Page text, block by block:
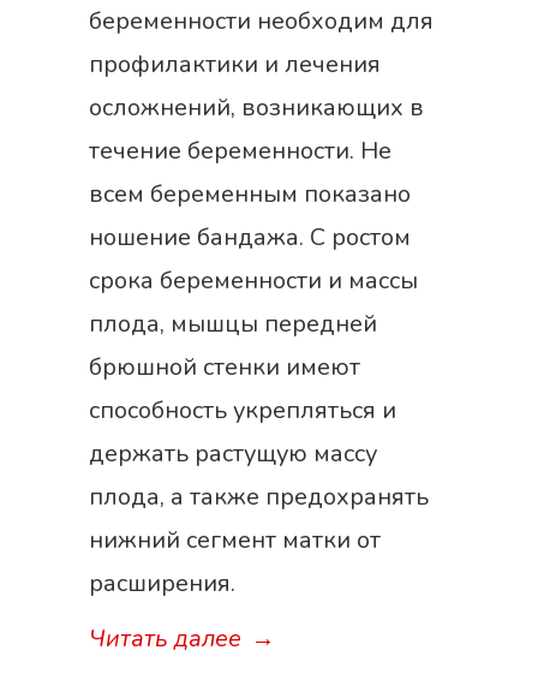
беременности необходим для
профилактики и лечения
осложнений, возникающих в
течение беременности. Не
всем беременным показано
ношение бандажа. С ростом
срока беременности и массы
плода, мышцы передней
брюшной стенки имеют
способность укрепляться и
держать растущую массу
плода, а также предохранять
нижний сегмент матки от
расширения.
Читать далее →